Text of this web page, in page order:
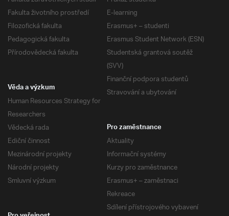
Fakulta životního prostředí
Filozofická fakulta
Pedagogická fakulta
Přírodovědecká fakulta
E-learning
Erasmus+ – studenti
Erasmus Student Network (ESN)
Studentská grantová soutěž
(SVV)
Finanční podpora studentů
Stravování a ubytování
Věda a výzkum
Human Resources Strategy for
Researchers
Vědecká rada
Ediční činnost
Mezinárodní projekty
Národní projekty
Smluvní výzkum
Pro zaměstnance
Aktuality
Informační systémy
Kurzy pro zaměstnance
Erasmus+ – zaměstnaci
Rekreace
Sdílení přístrojového vybavení